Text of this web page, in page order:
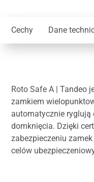
Cechy Dane
Roto Safe A | Tandeo
zamkiem
automatycznie ryglują
domknięcia. Dzięki
zabezpieczeniu
celów